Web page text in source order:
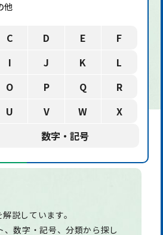
他
C D E
F
I J K
L
O P Q
R
U V W
X
数字・記号
説しています。
数字・記号、分類から探し